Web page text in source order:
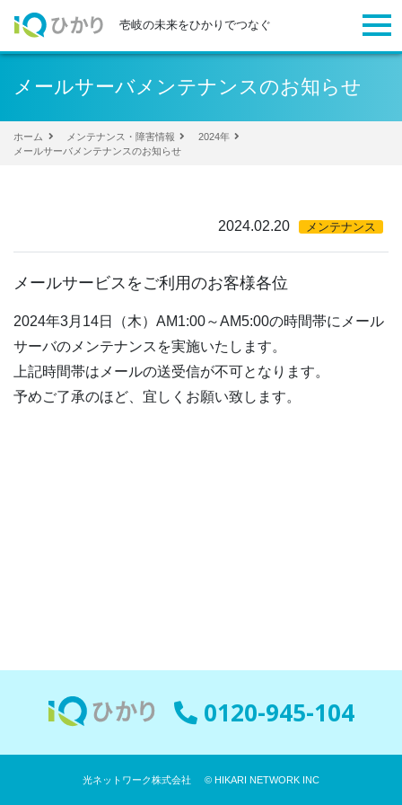
壱岐の未来をひかりでつなぐ
メールサーバメンテナンスのお知らせ
ホーム メンテナンス・障害情報
2024年
メールサーバメンテナンスのお知らせ
2024.02.20 メンテナンス
メールサービスをご利用のお客様各位
2024年3月14日（木）AM1:00～AM5:00の時間帯にメール
サーバのメンテナンスを実施いたします。
上記時間帯はメールの送受信が不可となります。
予めご了承のほど、宜しくお願い致します。
0120-945-104
光ネットワーク株式会社 © HIKARI NETWORK INC